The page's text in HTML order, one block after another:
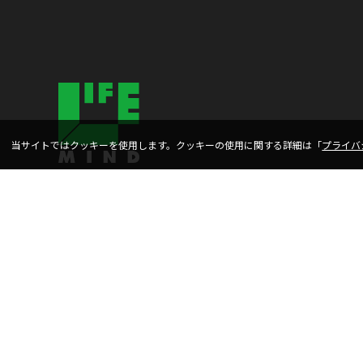
当サイトではクッキーを使用します。クッキーの使用に関する詳細は「プライ